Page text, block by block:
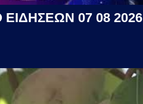
ΕΙΔΗΣΕΩΝ 07 08 2026